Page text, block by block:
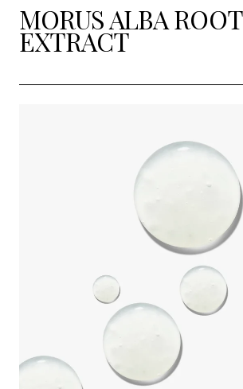
MORUS ALBA ROOT
EXTRACT